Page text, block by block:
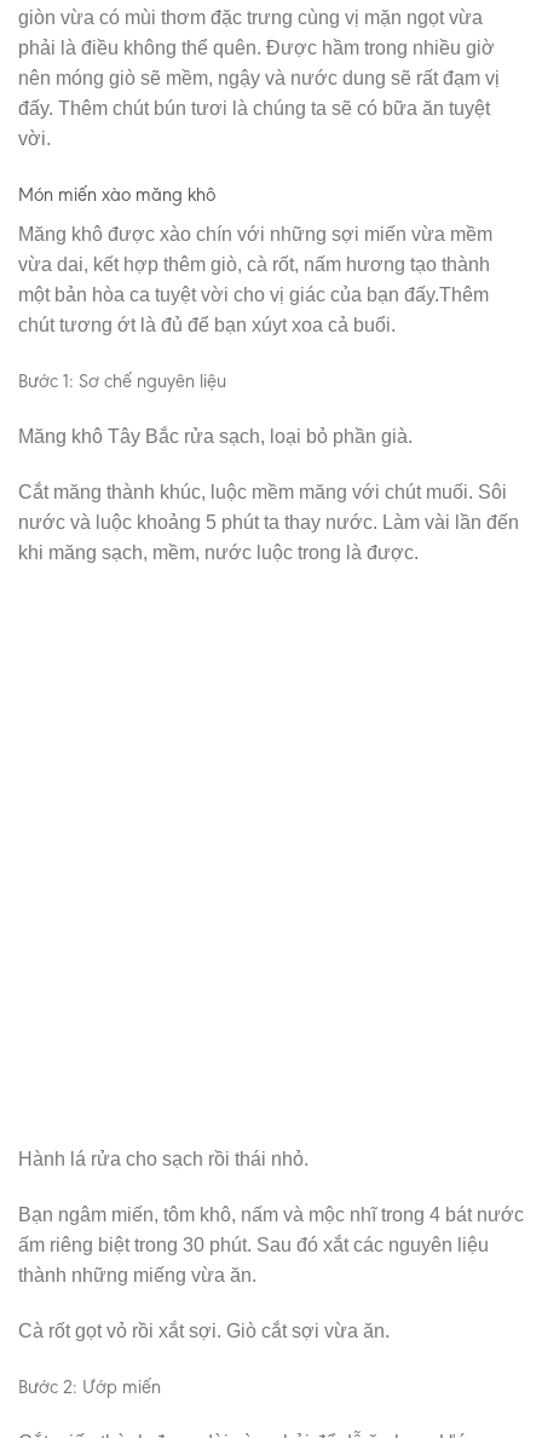
giòn vừa có mùi thơm đặc trưng cùng vị mặn ngọt vừa
phải là điều không thể quên. Được hầm trong nhiều giờ
nên móng giò sẽ mềm, ngậy và nước dung sẽ rất đạm vị
đấy. Thêm chút bún tươi là chúng ta sẽ có bữa ăn tuyệt
vời.
Món miến xào măng khô
Măng khô được xào chín với những sợi miến vừa mềm
vừa dai, kết hợp thêm giò, cà rốt, nấm hương tạo thành
một bản hòa ca tuyệt vời cho vị giác của bạn đấy.Thêm
chút tương ớt là đủ để bạn xúyt xoa cả buổi.
Bước 1: Sơ chế nguyên liệu
Măng khô Tây Bắc rửa sạch, loại bỏ phần già.
Cắt măng thành khúc, luộc mềm măng với chút muối. Sôi
nước và luộc khoảng 5 phút ta thay nước. Làm vài lần đến
khi măng sạch, mềm, nước luộc trong là được.
Hành lá rửa cho sạch rồi thái nhỏ.
Bạn ngâm miến, tôm khô, nấm và mộc nhĩ trong 4 bát nước
ấm riêng biệt trong 30 phút. Sau đó xắt các nguyên liệu
thành những miếng vừa ăn.
Cà rốt gọt vỏ rồi xắt sợi. Giò cắt sợi vừa ăn.
Bước 2: Ướp miến